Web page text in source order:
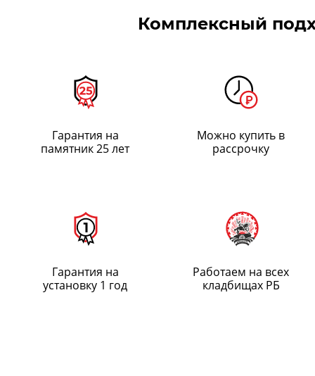
Комплексный
Гарантия на
памятник 25 лет
Можно купить в
рассрочку
Гарантия на
установку 1 год
Работаем на всех
кладбищах РБ